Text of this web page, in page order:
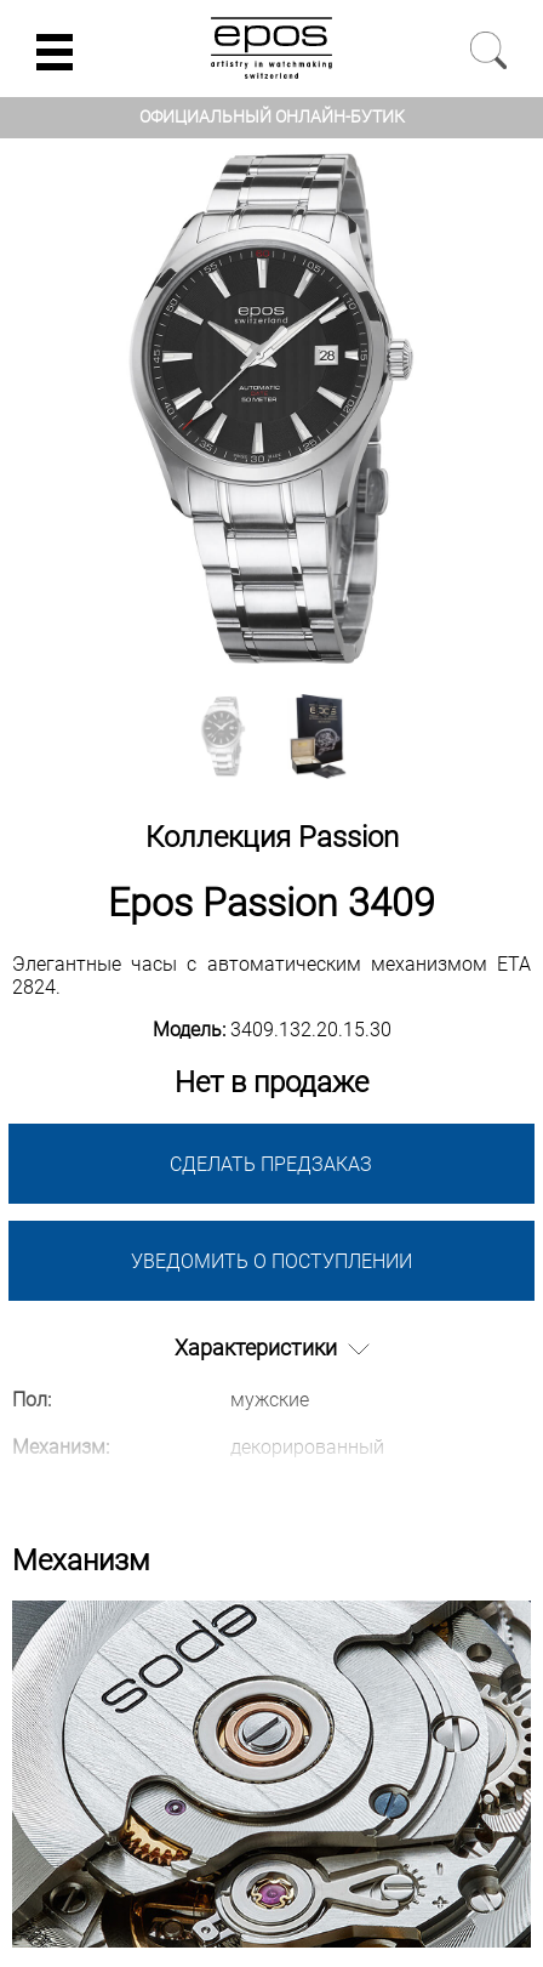
ОФИЦИАЛЬНЫЙ ОНЛАЙН-БУТИК
Коллекция Passion
Epos Passion 3409
Элегантные часы с автоматическим механизмом ETA
2824.
Модель:3409.132.20.15.30
Нет в продаже
УВЕДОМИТЬ О ПОСТУПЛЕНИИ
СДЕЛАТЬ ПРЕДЗАКАЗ
Характеристики
Пол: мужские
Механизм: декорированный
Механизм